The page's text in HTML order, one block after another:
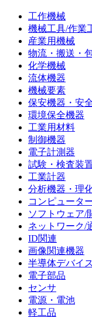
工作機械
機械工具/作業
産業用機械
物流・搬送・
化学機械
流体機器
機械要素
保安機器・安
環境保全機器
工業用材料
制御機器
電子計測器
試験・検査装
工業計器
分析機器・理
コンピュータ
ソフトウェア/
ネットワーク/
ID関連
画像関連機器
半導体デバイス
電子部品
センサ
電源・電池
軽工品